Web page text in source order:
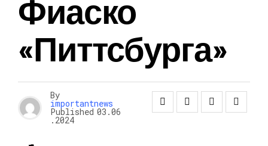
Фиаско
«Питтсбурга»
By
importantnews
Published 03.06
.2024